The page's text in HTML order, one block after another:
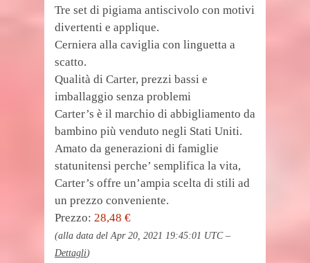
Tre set di pigiama antiscivolo con motivi
divertenti e applique.
Cerniera alla caviglia con linguetta a
scatto.
Qualità di Carter, prezzi bassi e
imballaggio senza problemi
Carter’s è il marchio di abbigliamento da
bambino più venduto negli Stati Uniti.
Amato da generazioni di famiglie
statunitensi perche’ semplifica la vita,
Carter’s offre un’ampia scelta di stili ad
un prezzo conveniente.
Prezzo: 28,48 €
(alla data del Apr 20, 2021 19:45:01 UTC –
Dettagli)